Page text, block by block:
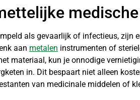
als gevaarlijk of infectieus, zijn
aan metalen instrumenten of
materiaal, kun je onnodige
in. Dit bespaart niet alleen
van medicinale middelen of